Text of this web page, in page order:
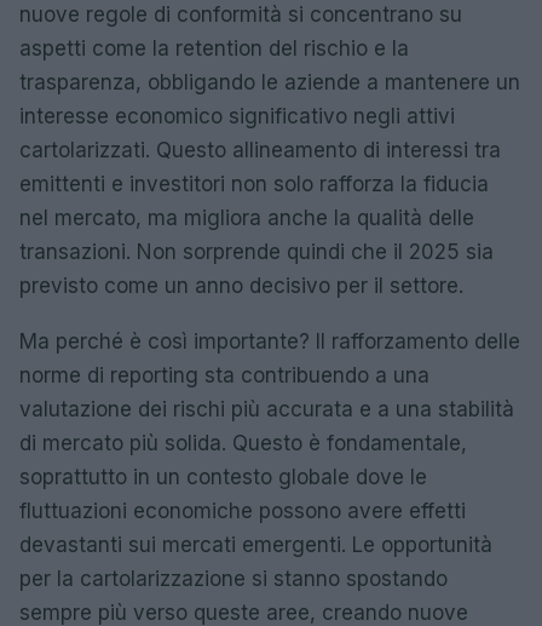
nuove regole di conformità si concentrano su
aspetti come la retention del rischio e la
trasparenza, obbligando le aziende a mantenere un
interesse economico significativo negli attivi
cartolarizzati. Questo allineamento di interessi tra
emittenti e investitori non solo rafforza la fiducia
nel mercato, ma migliora anche la qualità delle
transazioni. Non sorprende quindi che il 2025 sia
previsto come un anno decisivo per il settore.
Ma perché è così importante? Il rafforzamento delle
norme di reporting sta contribuendo a una
valutazione dei rischi più accurata e a una stabilità
di mercato più solida. Questo è fondamentale,
soprattutto in un contesto globale dove le
fluttuazioni economiche possono avere effetti
devastanti sui mercati emergenti. Le opportunità
per la cartolarizzazione si stanno spostando
sempre più verso queste aree, creando nuove